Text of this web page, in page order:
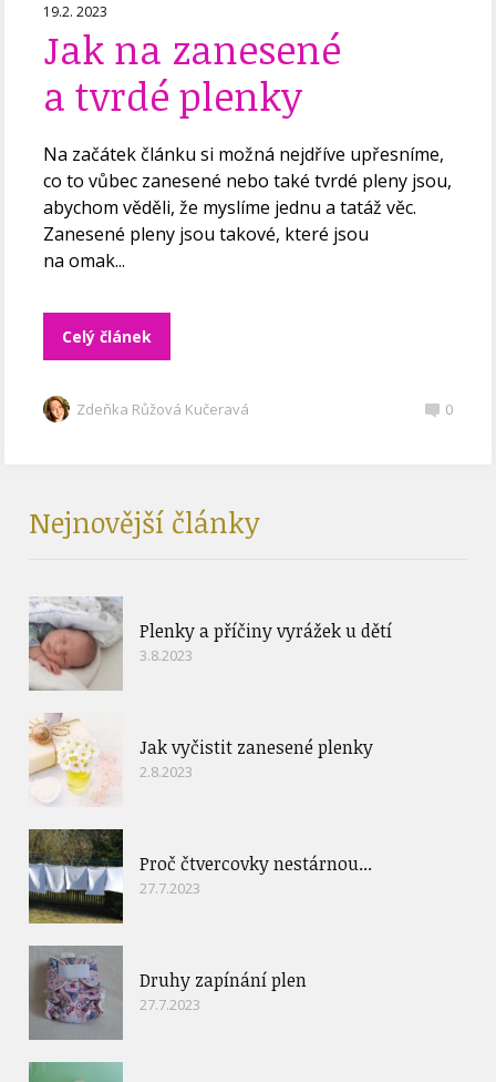
19.2. 2023
Jak na zanesené
a tvrdé plenky
Na začátek článku si možná nejdříve upřesníme,
co to vůbec zanesené nebo také tvrdé pleny jsou,
abychom věděli, že myslíme jednu a tatáž věc.
Zanesené pleny jsou takové, které jsou
na omak...
Celý článek
Zdeňka Růžová Kučeravá 0
Nejnovější články
Plenky a příčiny vyrážek u dětí
3.8.2023
Jak vyčistit zanesené plenky
2.8.2023
Proč čtvercovky nestárnou...
27.7.2023
Druhy zapínání plen
27.7.2023